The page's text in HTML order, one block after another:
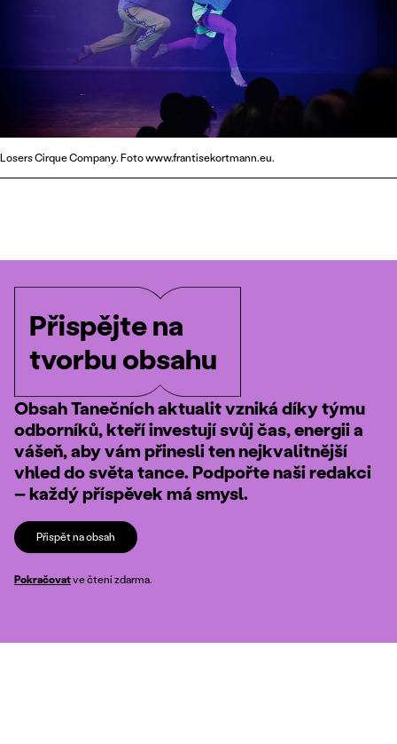
Losers Cirque Company. Foto www.frantisekortmann.eu.
Přispějte na
tvorbu obsahu
Obsah Tanečních aktualit vzniká díky týmu
odborníků, kteří investují svůj čas, energii a
vášeň, aby vám přinesli ten nejkvalitnější
vhled do světa tance. Podpořte naši redakci
– každý příspěvek má smysl.
Přispět na obsah
Pokračovatve čtení zdarma.